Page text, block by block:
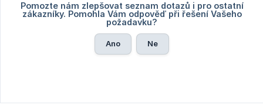
Pomozte nám zlepšovat seznam dotazů i pro ostatní
zákazníky. Pomohla Vám odpověď při řešení Vašeho
požadavku?
Ano Ne